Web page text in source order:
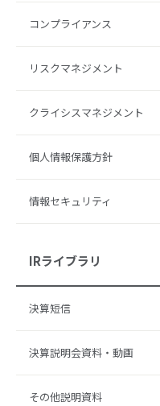
コンプライアンス
リスクマネジメント
クライシスマネジメント
個人情報保護方針
情報セキュリティ
IRライブラリ
決算短信
決算説明会資料・動画
その他説明資料